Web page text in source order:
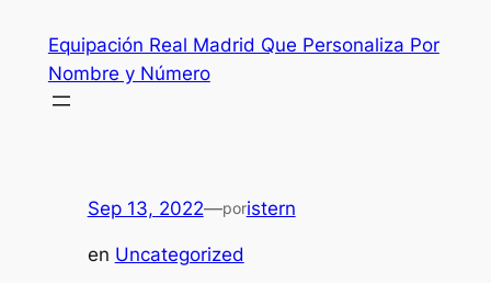
contenido
Equipación Real Madrid Que Personaliza Por
Nombre y Número
Sep 13, 2022—poristern
en Uncategorized